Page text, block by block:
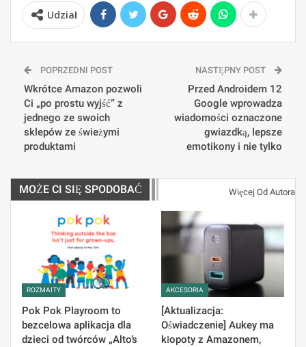
Udział
POPRZEDNI POST
Wkrótce Amazon pozwoli
Ci „po prostu wyjść” z
jednego ze swoich
sklepów ze świeżymi
produktami
NASTĘPNY POST
Przed Androidem 12
Google wprowadza
wiadomości oznaczone
gwiazdką, lepsze
emotikony i nie tylko
MOŻE CI SIĘ SPODOBAĆ Więcej Od Autora
ROZMAITY
Pok Pok Playroom to
bezcelowa aplikacja dla
dzieci od twórców „Alto’s
AKCESORIA
[Aktualizacja:
Oświadczenie] Aukey ma
kłopoty z Amazonem,